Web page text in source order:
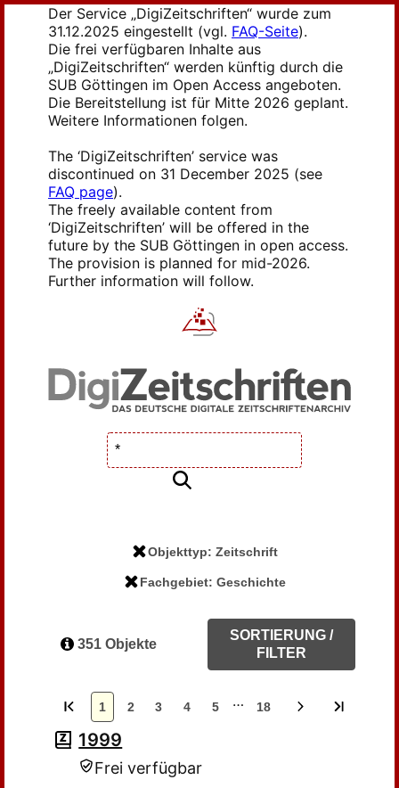
Der Service „DigiZeitschriften“ wurde zum
31.12.2025 eingestellt (vgl. FAQ-Seite).
Die frei verfügbaren Inhalte aus
„DigiZeitschriften“ werden künftig durch die
SUB Göttingen im Open Access angeboten.
Die Bereitstellung ist für Mitte 2026 geplant.
Weitere Informationen folgen.
The ‘DigiZeitschriften’ service was
discontinued on 31 December 2025 (see
FAQ page).
The freely available content from
‘DigiZeitschriften’ will be offered in the
future by the SUB Göttingen in open access.
The provision is planned for mid-2026.
Further information will follow.
Objekttyp: Zeitschrift
Fachgebiet: Geschichte
351 Objekte
SORTIERUNG /
FILTER
1 2 3 4 5 … 18
1999
Frei verfügbar